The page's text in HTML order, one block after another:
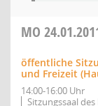
MO
öffentliche
und Freizeit
14:00-16:00 Uhr
Sitzungssaal